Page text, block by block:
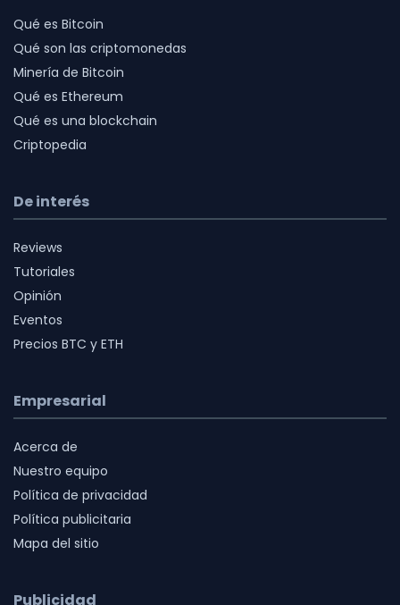
Qué es Bitcoin
Qué son las criptomonedas
Minería de Bitcoin
Qué es Ethereum
Qué es una blockchain
Criptopedia
De interés
Reviews
Tutoriales
Opinión
Eventos
Precios BTC y ETH
Empresarial
Acerca de
Nuestro equipo
Política de privacidad
Política publicitaria
Mapa del sitio
Publicidad